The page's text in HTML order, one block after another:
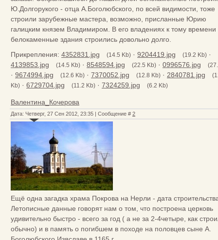
Ю.Долгорукого - отца А.Боголюбского, по всей видимости, тоже
строили зарубежные мастера, возможно, присланные Юрию
галицким князем Владимиром. В его владениях к тому времени
белокаменные здания строились довольно долго.
Прикрепления: 4352831.jpg (14.5 Kb) · 9204419.jpg (19.2 Kb) ·
4139853.jpg
(14.5 Kb) · 8548594.jpg (22.5 Kb) · 0996576.jpg
· 9674994.jpg (12.6 Kb) · 7370052.jpg (12.8 Kb) · 2840781.jpg
Kb) · 6729704.jpg (11.2 Kb) · 7324259.jpg (6.2 Kb)
Валентина_Кочерова
Дата: Четверг, 27 Сен 2012, 23:35 | Сообщение # 2
Ещё одна загадка храма Покрова на Нерли - дата
Летописные данные говорят нам о том, что построена церковь
удивительно быстро - всего за год ( а не за 2-4четыре, как
обычно) и в память о погибшем в походе на половцев сыне А.